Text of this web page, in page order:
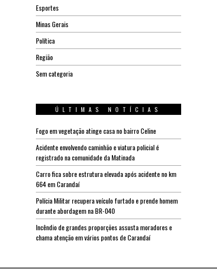
Esportes
Minas Gerais
Política
Região
Sem categoria
ÚLTIMAS NOTÍCIAS
Fogo em vegetação atinge casa no bairro Celine
Acidente envolvendo caminhão e viatura policial é
registrado na comunidade da Matinada
Carro fica sobre estrutura elevada após acidente no km
664 em Carandaí
Polícia Militar recupera veículo furtado e prende homem
durante abordagem na BR-040
Incêndio de grandes proporções assusta moradores e
chama atenção em vários pontos de Carandaí